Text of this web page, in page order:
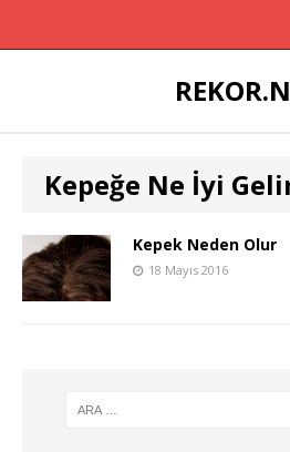
Kepeğe Ne İyi
Kepek Neden Olur
18 Mayıs 2016